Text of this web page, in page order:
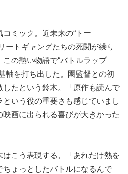
ミック。近未来の“トー
ートギャングたちの死闘が繰り
の熱い物語で“バトルラップ
軸を打ち出した。園監督との初
したという鈴木。「原作も読んで
いう役の重要さも感じていまし
画に出られる喜びが大きかった
こう表現する。「あれだけ熱を
ちょっとしたバトルになるんで